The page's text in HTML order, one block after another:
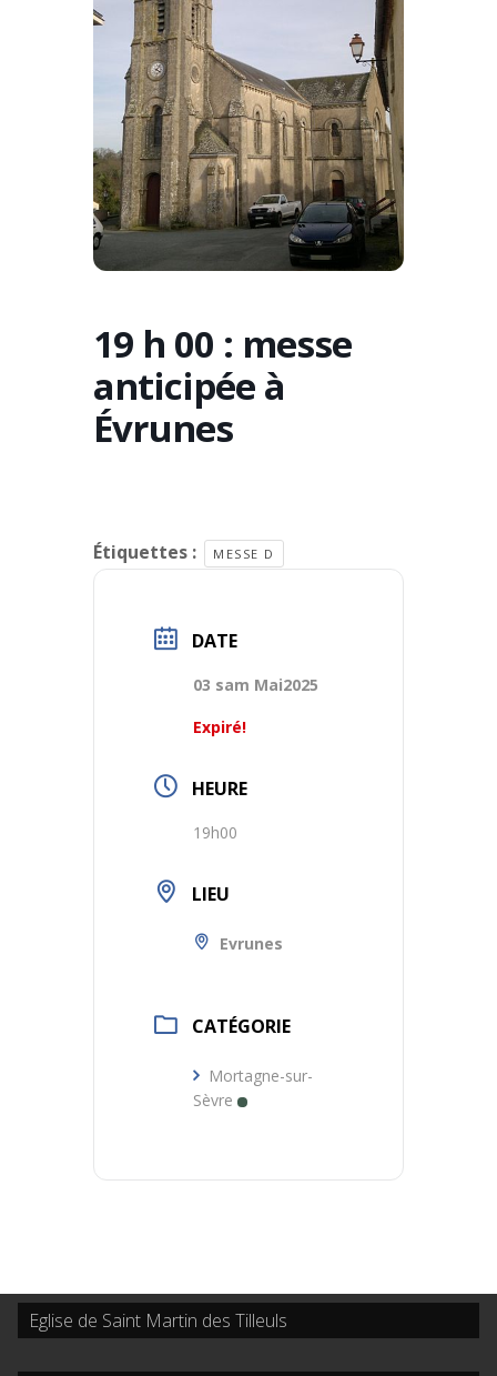
19 h 00 : messe
anticipée à
Évrunes
Étiquettes : MESSE D
DATE
03 sam Mai2025
Expiré!
HEURE
19h00
LIEU
Evrunes
CATÉGORIE
Mortagne-sur-
Sèvre
Eglise de Saint Martin des Tilleuls